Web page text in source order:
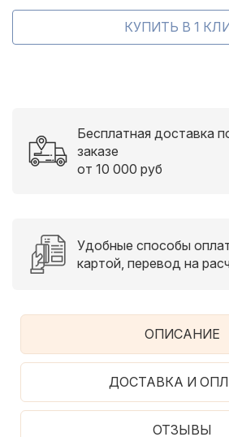
Бесплатная доставка
заказе
от 10 000 руб
Удобные способы
картой, перевод на
ОПИСАНИЕ
ДОСТАВКА И
ОТЗЫВЫ